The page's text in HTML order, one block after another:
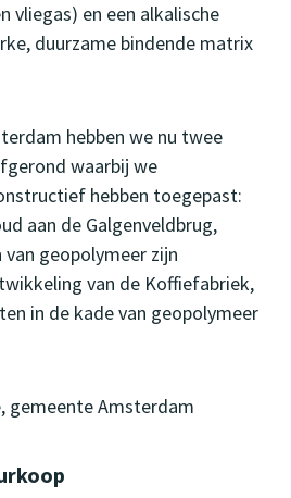
vliegas) en een alkalische
duurzame bindende matrix
hebben we nu twee
waarbij we
hebben toegepast:
aan de Galgenveldbrug,
geopolymeer zijn
van de Koffiefabriek,
in de kade van geopolymeer
gemeente Amsterdam